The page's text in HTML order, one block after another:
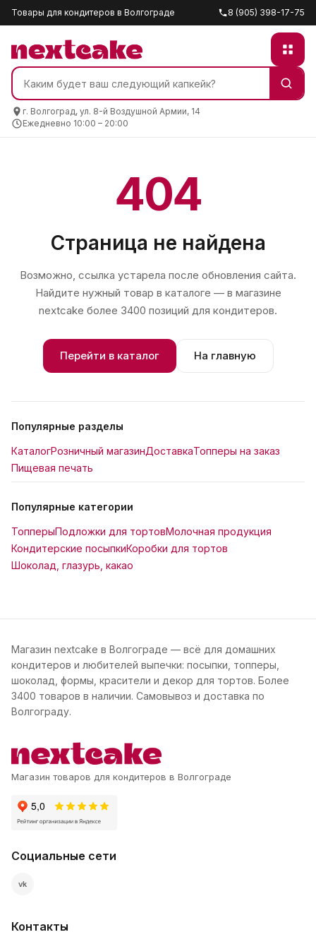
Товары для кондитеров в Волгограде 8 (905) 398-17-75
г. Волгоград, ул. 8-й Воздушной Армии, 14
Ежедневно 10:00 – 20:00
404
Страница не найдена
Возможно, ссылка устарела после обновления сайта.
Найдите нужный товар в каталоге — в магазине
nextcake более 3400 позиций для кондитеров.
Перейти в каталог На главную
Популярные разделы
КаталогРозничный магазинДоставкаТопперы на заказ
Пищевая печать
Популярные категории
ТопперыПодложки для тортовМолочная продукция
Кондитерские посыпкиКоробки для тортов
Шоколад, глазурь, какао
Магазин nextcake в Волгограде — всё для домашних
кондитеров и любителей выпечки: посыпки, топперы,
шоколад, формы, красители и декор для тортов. Более
3400 товаров в наличии. Самовывоз и доставка по
Волгограду.
Магазин товаров для кондитеров в Волгограде
Социальные сети
vk
Контакты